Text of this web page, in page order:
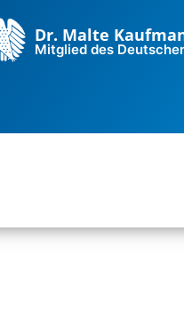
Dr. Malte
Mitglied des